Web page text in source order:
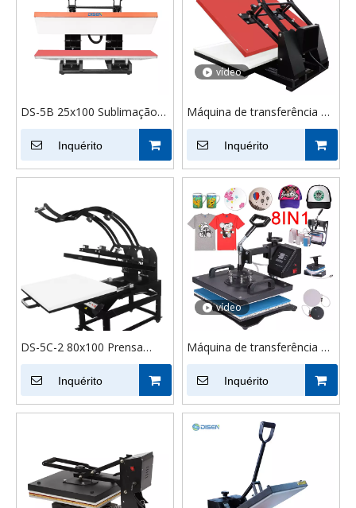
DS-5B 25x100 Sublimação
de dois lados, impressão
térmica, cordão,
impressora, máquina de
impressão por transferência
Inquérito
vídeo
Máquina de transferência de
calor de sublimação de 70 ×
100 de grande formato
Inquérito
DS-5C-2 80x100 Prensa
Térmica Automática de
Grande Formato
Transferência Automática
Personalizar Máquina de
Inquérito
vídeo
Máquina de transferência de
calor tipo combinada DS-8
em 1 para camiseta, caneca,
chapéu, placa, bolsa,
impressão por sublimação
Inquérito